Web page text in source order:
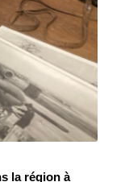
la région à